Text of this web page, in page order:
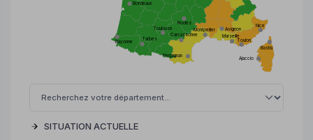
Nice
Marseille
Toulon
Avignon
Perpignan
Tarbes
Montpellier
Toulouse
Rodez
Carcassonne
Bayonne
Bordeaux
Ajaccio
Bastia
SITUATION ACTUELLE